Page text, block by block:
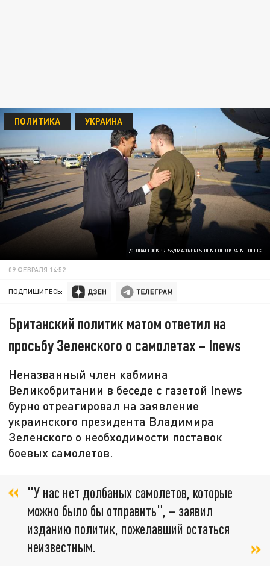
/GLOBALLOOKPRESS/IMAGO/PRESIDENT OF UKRAINE OFFIC
ПОЛИТИКА УКРАИНА
09 ФЕВРАЛЯ 14:52
ПОДПИШИТЕСЬ:
Британский политик матом ответил на
просьбу Зеленского о самолетах – Inews
Неназванный член кабмина
Великобритании в беседе с газетой Inews
бурно отреагировал на заявление
украинского президента Владимира
Зеленского о необходимости поставок
боевых самолетов.
"У нас нет долбаных самолетов, которые
можно было бы отправить", – заявил
изданию политик, пожелавший остаться
неизвестным.